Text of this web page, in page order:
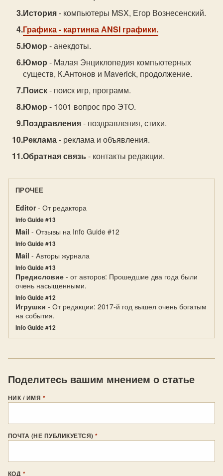
История- компьютеры MSX, Егор Вознесенский.
Графика- картинка АNSI графики.
Юмор - анекдоты.
Юмор - Малая Энциклопедия компьютерных
существ, К.Антонов и Maverick, продолжение.
Поиск- поиск игр, программ.
Юмор - 1001 вопрос про ЭТО.
Поздравления- поздравления, стихи.
Реклама- реклама и объявления.
Обратная связь - контакты редакции.
ПРОЧЕЕ
Editor- От редактора
Info Guide #13
Mail - Отзывы на Info Guide #12
Info Guide #13
Mail - Авторы журнала
Info Guide #13
Предисловие - от авторов: Прошедшие два года были
очень насыщенными.
Info Guide #12
Игрушки - От редакции: 2017-й год вышел очень богатым
на события.
Info Guide #12
Поделитесь вашим мнением о статье
НИК / ИМЯ *
ПОЧТА (НЕ ПУБЛИКУЕТСЯ)*
КОД *